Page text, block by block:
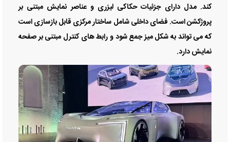
کند. مدل دارای جزئیات حکاکی لیزری و عناصر نمایش مبتنی بر
پروژکشن است. فضای داخلی شامل ساختار مرکزی قابل بازسازی است
که می تواند به شکل میز جمع شود و رابط های کنترل مبتنی بر صفحه
نمایش دارد.